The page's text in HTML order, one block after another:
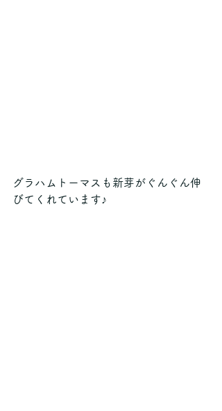
グラハムトーマスも新芽がぐんぐん伸
びてくれています♪